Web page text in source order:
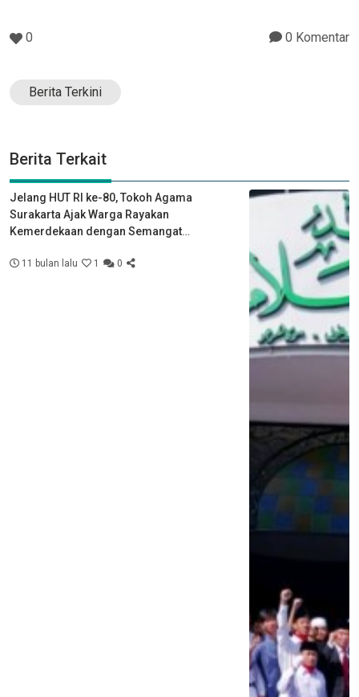
0 0 Komentar
Berita Terkini
Berita Terkait
Jelang HUT RI ke-80, Tokoh Agama
Surakarta Ajak Warga Rayakan
Kemerdekaan dengan Semangat
11 bulan lalu 1 0